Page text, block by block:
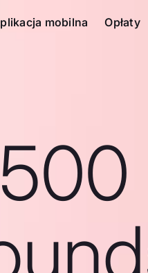
mobilna Opłaty